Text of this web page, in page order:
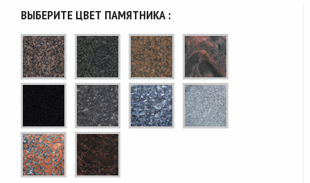
ВЫБЕРИТЕ ЦВЕТ ПАМЯТНИКА :